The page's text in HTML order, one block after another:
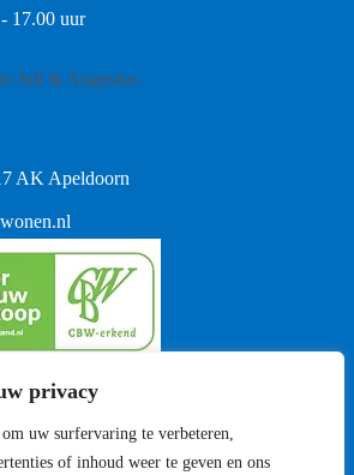
privacy
uw surfervaring te verbeteren,
of inhoud weer te geven en ons
17.00 uur
Juli & Augustus
AK Apeldoorn